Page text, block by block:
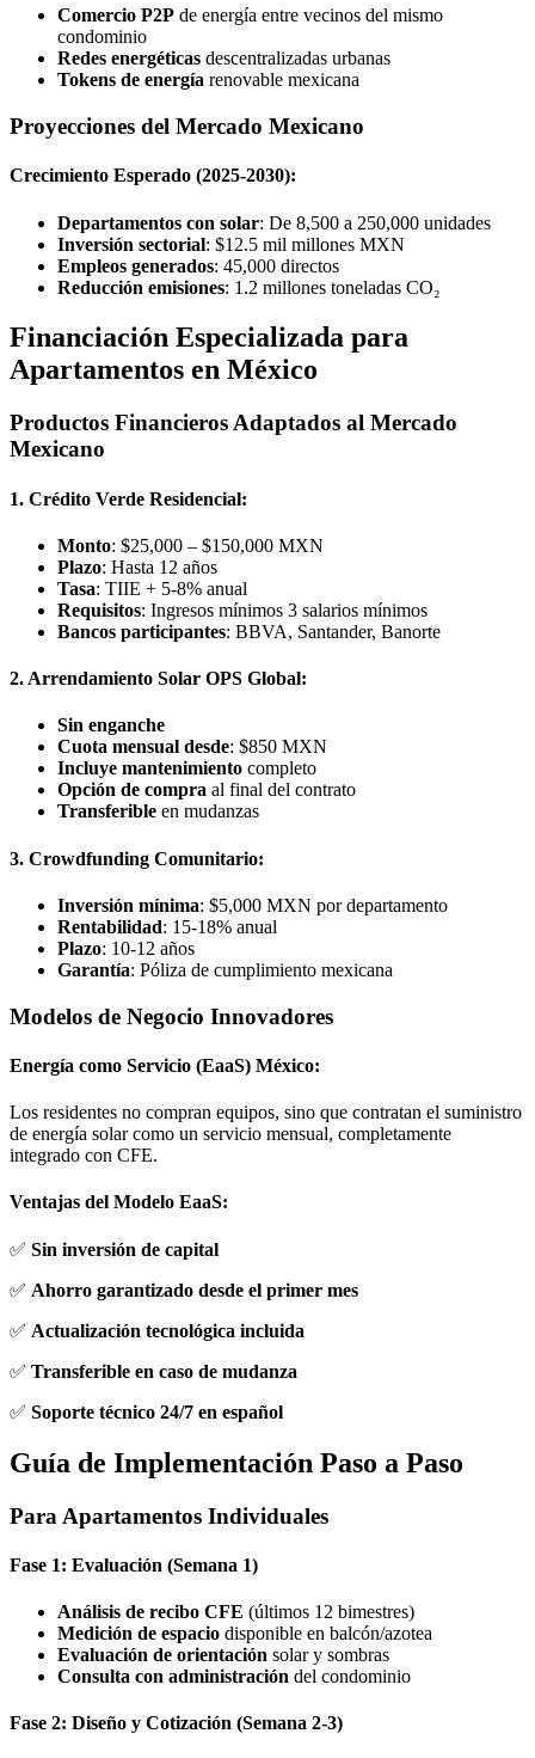
Comercio P2P de energía entre vecinos del mismo
condominio
Redes energéticas descentralizadas urbanas
Tokens de energía renovable mexicana
Proyecciones del Mercado Mexicano
Crecimiento Esperado (2025-2030):
Departamentos con solar: De 8,500 a 250,000 unidades
Inversión sectorial: $12.5 mil millones MXN
Empleos generados: 45,000 directos
Reducción emisiones: 1.2 millones toneladas CO₂
Financiación Especializada para
Apartamentos en México
Productos Financieros Adaptados al Mercado
Mexicano
1. Crédito Verde Residencial:
Monto: $25,000 – $150,000 MXN
Plazo: Hasta 12 años
Tasa: TIIE + 5-8% anual
Requisitos: Ingresos mínimos 3 salarios mínimos
Bancos participantes: BBVA, Santander, Banorte
2. Arrendamiento Solar OPS Global:
Sin enganche
Cuota mensual desde: $850 MXN
Incluye mantenimiento completo
Opción de compra al final del contrato
Transferible en mudanzas
3. Crowdfunding Comunitario:
Inversión mínima: $5,000 MXN por departamento
Rentabilidad: 15-18% anual
Plazo: 10-12 años
Garantía: Póliza de cumplimiento mexicana
Modelos de Negocio Innovadores
Energía como Servicio (EaaS) México:
Los residentes no compran equipos, sino que contratan el suministro
de energía solar como un servicio mensual, completamente
integrado con CFE.
Ventajas del Modelo EaaS:
✅ Sin inversión de capital
✅ Ahorro garantizado desde el primer mes
✅ Actualización tecnológica incluida
✅ Transferible en caso de mudanza
✅ Soporte técnico 24/7 en español
Guía de Implementación Paso a Paso
Para Apartamentos Individuales
Fase 1: Evaluación (Semana 1)
Análisis de recibo CFE (últimos 12 bimestres)
Medición de espacio disponible en balcón/azotea
Evaluación de orientación solar y sombras
Consulta con administración del condominio
Fase 2: Diseño y Cotización (Semana 2-3)